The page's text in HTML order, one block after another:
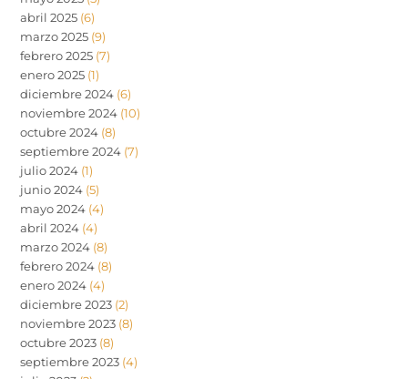
abril 2025 (6)
marzo 2025 (9)
febrero 2025 (7)
enero 2025 (1)
diciembre 2024 (6)
noviembre 2024 (10)
octubre 2024 (8)
septiembre 2024 (7)
julio 2024 (1)
junio 2024 (5)
mayo 2024 (4)
abril 2024 (4)
marzo 2024 (8)
febrero 2024 (8)
enero 2024 (4)
diciembre 2023 (2)
noviembre 2023 (8)
octubre 2023 (8)
septiembre 2023 (4)